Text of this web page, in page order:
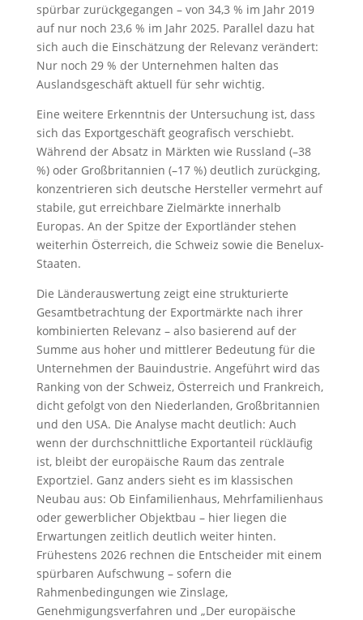
spürbar zurückgegangen – von 34,3 % im Jahr 2019
auf nur noch 23,6 % im Jahr 2025. Parallel dazu hat
sich auch die Einschätzung der Relevanz verändert:
Nur noch 29 % der Unternehmen halten das
Auslandsgeschäft aktuell für sehr wichtig.
Eine weitere Erkenntnis der Untersuchung ist, dass
sich das Exportgeschäft geografisch verschiebt.
Während der Absatz in Märkten wie Russland (–38
%) oder Großbritannien (–17 %) deutlich zurückging,
konzentrieren sich deutsche Hersteller vermehrt auf
stabile, gut erreichbare Zielmärkte innerhalb
Europas. An der Spitze der Exportländer stehen
weiterhin Österreich, die Schweiz sowie die Benelux-
Staaten.
Die Länderauswertung zeigt eine strukturierte
Gesamtbetrachtung der Exportmärkte nach ihrer
kombinierten Relevanz – also basierend auf der
Summe aus hoher und mittlerer Bedeutung für die
Unternehmen der Bauindustrie. Angeführt wird das
Ranking von der Schweiz, Österreich und Frankreich,
dicht gefolgt von den Niederlanden, Großbritannien
und den USA. Die Analyse macht deutlich: Auch
wenn der durchschnittliche Exportanteil rückläufig
ist, bleibt der europäische Raum das zentrale
Exportziel. Ganz anders sieht es im klassischen
Neubau aus: Ob Einfamilienhaus, Mehrfamilienhaus
oder gewerblicher Objektbau – hier liegen die
Erwartungen zeitlich deutlich weiter hinten.
Frühestens 2026 rechnen die Entscheider mit einem
spürbaren Aufschwung – sofern die
Rahmenbedingungen wie Zinslage,
Genehmigungsverfahren und „Der europäische